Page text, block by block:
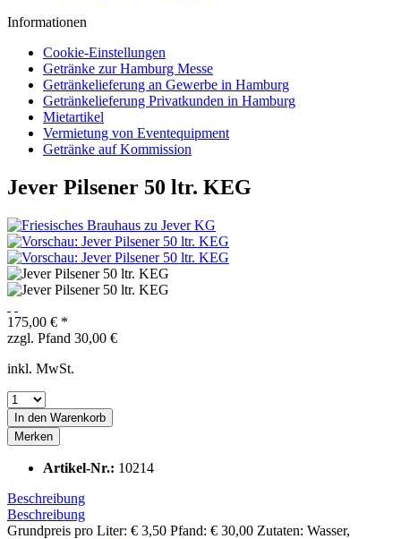
Informationen
Cookie-Einstellungen
Getränke zur Hamburg Messe
Getränkelieferung an Gewerbe in Hamburg
Getränkelieferung Privatkunden in Hamburg
Mietartikel
Vermietung von Eventequipment
Getränke auf Kommission
Jever Pilsener 50 ltr. KEG
175,00 € *
zzgl. Pfand 30,00 €
inkl. MwSt.
In den Warenkorb
Merken
Artikel-Nr.: 10214
Beschreibung
Beschreibung
Grundpreis pro Liter: € 3,50 Pfand: € 30,00 Zutaten: Wasser,